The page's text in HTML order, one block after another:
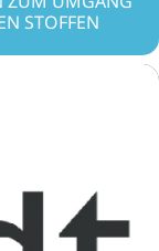
STOFFEN